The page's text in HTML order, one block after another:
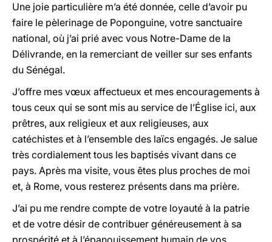
Une joie particulière m’a été donnée, celle d’avoir pu
faire le pèlerinage de Poponguine, votre sanctuaire
national, où j’ai prié avec vous Notre-Dame de la
Délivrande, en la remerciant de veiller sur ses enfants
du Sénégal.
J’offre mes vœux affectueux et mes encouragements à
tous ceux qui se sont mis au service de l’Église ici, aux
prêtres, aux religieux et aux religieuses, aux
catéchistes et à l’ensemble des laïcs engagés. Je salue
très cordialement tous les baptisés vivant dans ce
pays. Après ma visite, vous êtes plus proches de moi
et, à Rome, vous resterez présents dans ma prière.
J’ai pu me rendre compte de votre loyauté à la patrie
et de votre désir de contribuer généreusement à sa
prospérité et à l’épanouissement humain de vos